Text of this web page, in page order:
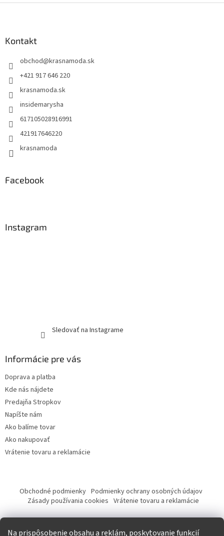
Na prispôsobenie obsahu a reklám, poskytovanie funkcií
Kontakt
obchod@krasnamoda.sk
+421 917 646 220
krasnamoda.sk
insidemarysha
617105028916991
421917646220
krasnamoda
Facebook
Instagram
Sledovať na Instagrame
Informácie pre vás
Doprava a platba
Kde nás nájdete
Predajňa Stropkov
Napíšte nám
Ako balíme tovar
Ako nakupovať
Vrátenie tovaru a reklamácie
Obchodné podmienky Podmienky ochrany osobných údajov
Zásady používania cookies Vrátenie tovaru a reklamácie
Tvorba eshopu a SEO optimalizácia